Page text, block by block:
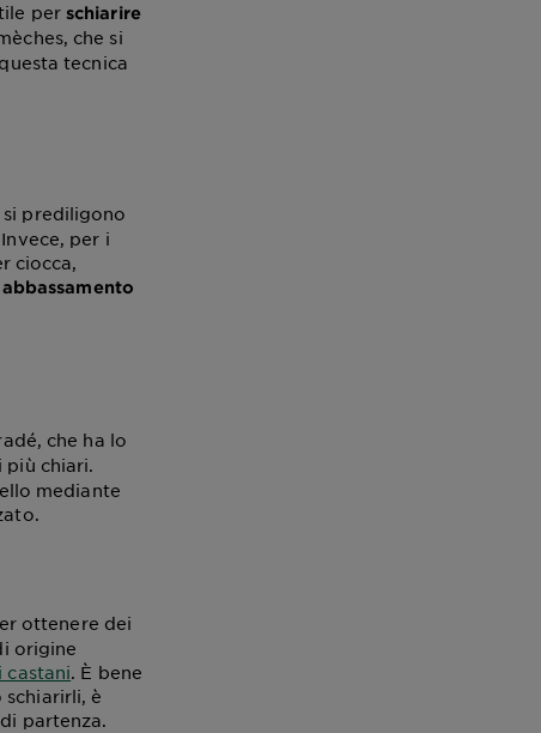
per schiarire
che si
tecnica
prediligono
per i
ciocca,
abbassamento
che ha lo
più chiari.
mediante
ottenere dei
origine
castani. È bene
è
partenza.